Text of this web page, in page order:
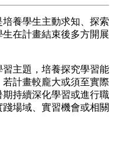
培養學生主動求知、探索
在計畫結束後多方開展
主題，培養探究學習能
計畫較龐大或須至實際
持續深化學習或進行職
場域、實習機會或相關